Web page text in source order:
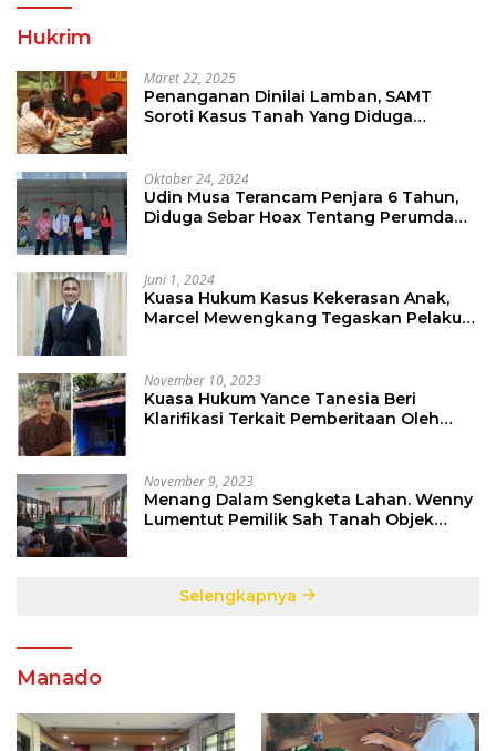
Hukrim
Maret 22, 2025
Penanganan Dinilai Lamban, SAMT
Soroti Kasus Tanah Yang Diduga
Oktober 24, 2024
Udin Musa Terancam Penjara 6 Tahun,
Diduga Sebar Hoax Tentang Perumda
Juni 1, 2024
Kuasa Hukum Kasus Kekerasan Anak,
Marcel Mewengkang Tegaskan Pelaku
November 10, 2023
Kuasa Hukum Yance Tanesia Beri
Klarifikasi Terkait Pemberitaan Oleh
November 9, 2023
Menang Dalam Sengketa Lahan. Wenny
Lumentut Pemilik Sah Tanah Objek
Selengkapnya
Manado